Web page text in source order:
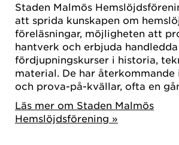
Staden Malmös
att sprida kunskapen om
föreläsningar, möjligheten att
hantverk och erbjuda handledda
fördjupningskurser i historia,
material. De har återkommande
och prova-på-kvällar, ofta en
Läs mer om Staden Malmös
Hemslöjdsförening »